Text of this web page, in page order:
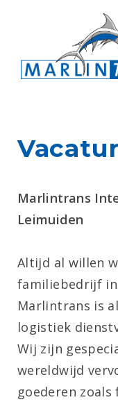
Marlintrans
Leimuiden
Altijd al willen
familiebedrijf
Marlintrans is
logistiek
Wij zijn
wereldwijd
goederen